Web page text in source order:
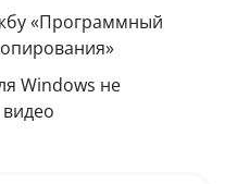
«Программный
Windows не